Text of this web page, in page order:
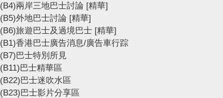
(B4)兩岸三地巴士討論 [精華]
(B5)外地巴士討論 [精華]
(B6)旅遊巴士及過境巴士 [精華]
(B1)香港巴士廣告消息/廣告車行踪
(B7)巴士特別所見
(B11)巴士精華區
(B22)巴士迷吹水區
(B23)巴士影片分享區